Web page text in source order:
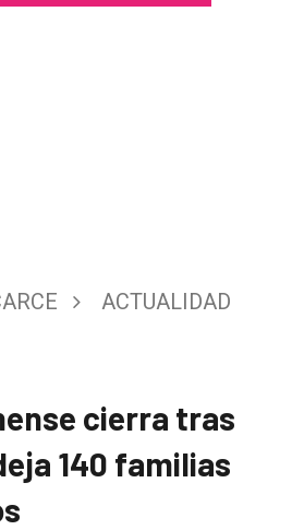
ACTUALIDAD
cierra tras
140 familias